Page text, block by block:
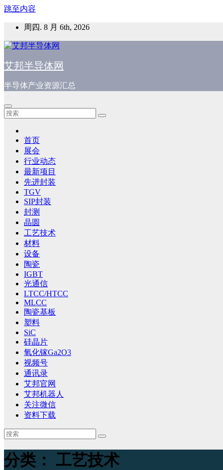
跳至内容
周四. 8 月 6th, 2026
艾邦半导体网
半导体产业资源汇总
首页
展会
行业动态
最新项目
先进封装
TGV
SIP封装
封测
晶圆
工艺技术
材料
设备
陶瓷
IGBT
光通信
LTCC/HTCC
MLCC
陶瓷基板
塑料
SiC
硅晶片
氧化镓Ga2O3
视频号
通讯录
艾邦官网
艾邦机器人
关注微信
资料下载
分类： 工艺技术